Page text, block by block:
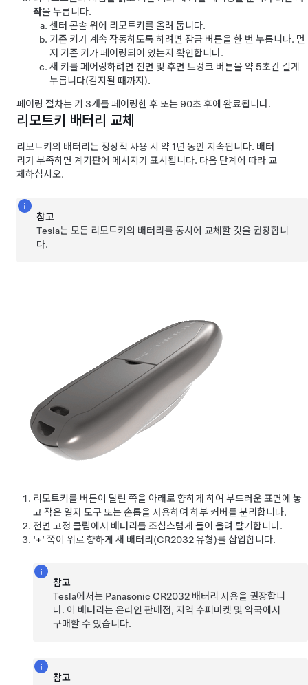
작을 누릅니다.
센터 콘솔 위에 리모트키를 올려 둡니다.
기존 키가 계속 작동하도록 하려면 잠금 버튼을 한 번 누릅니다. 먼
저 기존 키가 페어링되어 있는지 확인합니다.
새 키를 페어링하려면 전면 및 후면 트렁크 버튼을 약 5초간 길게
누릅니다(감지될 때까지).
페어링 절차는 키 3개를 페어링한 후 또는 90초 후에 완료됩니다.
리모트키 배터리 교체
리모트키의 배터리는 정상적 사용 시 약 1년 동안 지속됩니다. 배터
리가 부족하면 계기판에 메시지가 표시됩니다. 다음 단계에 따라 교
체하십시오.
참고
Tesla는 모든 리모트키의 배터리를 동시에 교체할 것을 권장합니
다.
리모트키를 버튼이 달린 쪽을 아래로 향하게 하여 부드러운 표면에 놓
고 작은 일자 도구 또는 손톱을 사용하여 하부 커버를 분리합니다.
전면 고정 클립에서 배터리를 조심스럽게 들어 올려 탈거합니다.
‘+’ 쪽이 위로 향하게 새 배터리(CR2032유형)를 삽입합니다.
참고
Tesla에서는 Panasonic CR2032 배터리 사용을 권장합니
다. 이 배터리는 온라인 판매점, 지역 수퍼마켓 및 약국에서
구매할 수 있습니다.
참고